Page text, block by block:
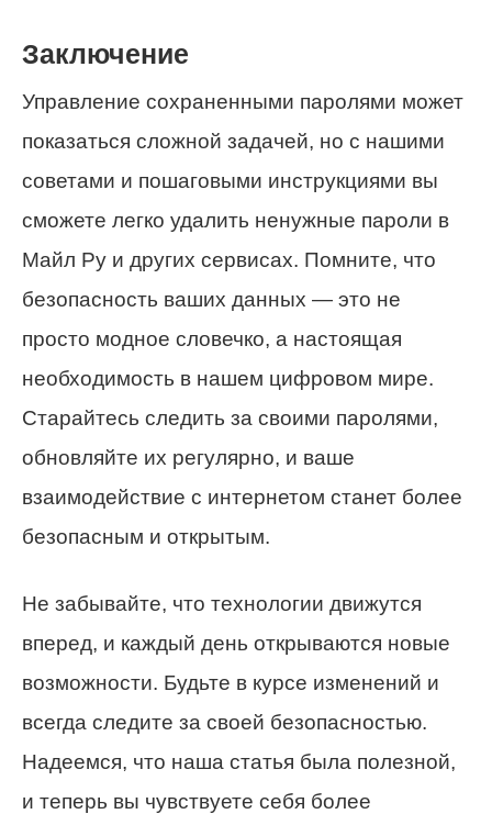
Заключение
Управление сохраненными паролями может
показаться сложной задачей, но с нашими
советами и пошаговыми инструкциями вы
сможете легко удалить ненужные пароли в
Майл Ру и других сервисах. Помните, что
безопасность ваших данных — это не
просто модное словечко, а настоящая
необходимость в нашем цифровом мире.
Старайтесь следить за своими паролями,
обновляйте их регулярно, и ваше
взаимодействие с интернетом станет более
безопасным и открытым.
Не забывайте, что технологии движутся
вперед, и каждый день открываются новые
возможности. Будьте в курсе изменений и
всегда следите за своей безопасностью.
Надеемся, что наша статья была полезной,
и теперь вы чувствуете себя более